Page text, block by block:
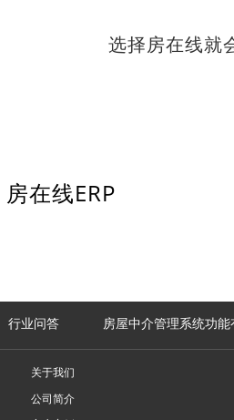
选择房在线就
房在线ERP
行业问答 房屋中介管理系统功能
关于我们
公司简介